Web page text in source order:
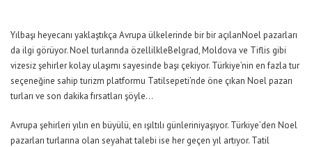
Yılbaşı heyecanı yaklaştıkça Avrupa ülkelerinde birbir açılanNoel pazarları
da ilgi görüyor.Noel turlarında özellilkleBelgrad,Moldova ve Tiflis gibi
vizesiz şehirler kolay ulaşımı sayesinde başı çekiyor. Türkiye’nin en fazla tur
seçeneğine sahipturizm platformu Tatilsepeti’nde öne çıkan Noel pazarı
turları ve son dakikafırsatları şöyle…
Avrupa şehirleri yılın en büyülü, en ışıltılı günleriniyaşıyor. Türkiye’den Noel
pazarları turlarına olan seyahat talebi ise her geçen yıl artıyor. Tatil